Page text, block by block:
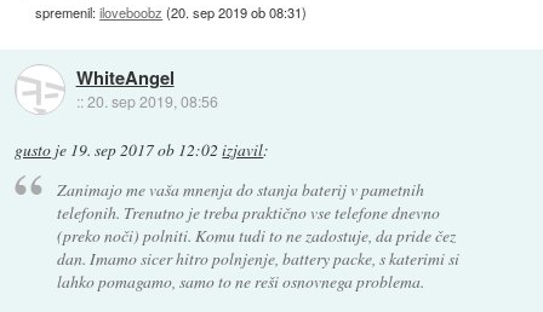
spremenil:iloveboobz (20. sep 2019 ob 08:31)
WhiteAngel
::20. sep 2019, 08:56
gusto je 19. sep 2017 ob 12:02 izjavil:
Zanimajo me vaša mnenja do stanja baterij v pametnih
telefonih. Trenutno je treba praktično vse telefone dnevno
(preko noči) polniti. Komu tudi to ne zadostuje, da pride čez
dan. Imamo sicer hitro polnjenje, battery packe, s katerimi si
lahko pomagamo, samo to ne reši osnovnega problema.